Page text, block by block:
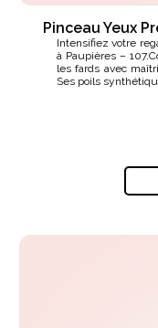
Pinceau Yeux
Intensifiez votre
à Paupières –
les fards avec
Ses poils